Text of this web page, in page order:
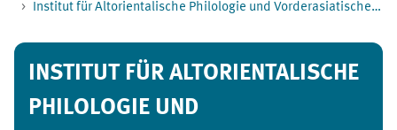
Institut für Altorientalische Philologie und Vorderasiatische Altertumskunde
INSTITUT FÜR ALTORIENTALISCHE
PHILOLOGIE UND